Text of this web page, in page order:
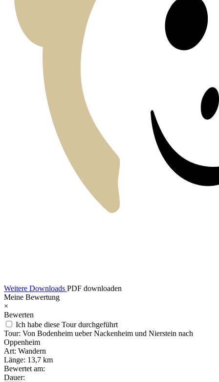
Weitere Downloads PDF downloaden
Meine Bewertung
×
Bewerten
Ich habe diese Tour durchgeführt
Tour: Von Bodenheim ueber Nackenheim und Nierstein nach
Oppenheim
Art: Wandern
Länge: 13,7 km
Bewertet am:
Dauer: